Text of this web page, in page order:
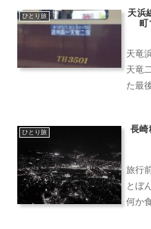
ひとり旅
天浜
町
天竜
天竜
た最
ひとり旅
長崎
旅行
とぼ
何か